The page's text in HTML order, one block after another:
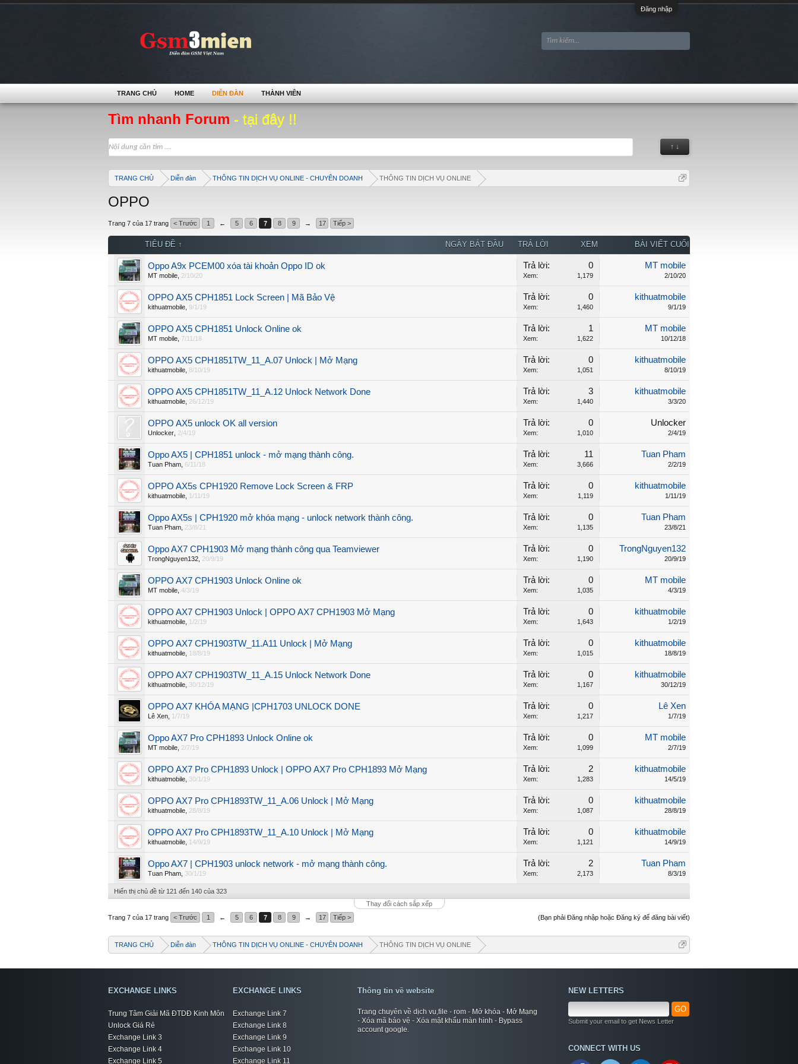
Đăng nhập
Tìm nhanh Forum - tại đây !!
↑ ↓
TRANG CHỦ Diễn đàn THÔNG TIN DỊCH VỤ ONLINE - CHUYÊN DOANH THÔNG TIN DỊCH VỤ ONLINE
OPPO
Trang 7 của 17 trang < Trước 1 ← 5 6 7 8 9 → 17 Tiếp >
TIÊU ĐỀ ↑ NGÀY BẮT ĐẦU TRẢ LỜI XEM BÀI VIẾT CUỐI
Oppo A9x PCEM00 xóa tài khoản Oppo ID ok
MT mobile 2/10/20
Trả lời: 0
Xem: 1,179
MT mobile
2/10/20
OPPO AX5 CPH1851 Lock Screen | Mã Bảo Vệ
kithuatmobile 9/1/19
Trả lời: 0
Xem: 1,460
kithuatmobile
9/1/19
OPPO AX5 CPH1851 Unlock Online ok
MT mobile 7/11/18
Trả lời: 1
Xem: 1,622
MT mobile
10/12/18
OPPO AX5 CPH1851TW_11_A.07 Unlock | Mở Mạng
kithuatmobile 8/10/19
Trả lời: 0
Xem: 1,051
kithuatmobile
8/10/19
OPPO AX5 CPH1851TW_11_A.12 Unlock Network Done
kithuatmobile 26/12/19
Trả lời: 3
Xem: 1,440
kithuatmobile
3/3/20
OPPO AX5 unlock OK all version
Unlocker 2/4/19
Trả lời: 0
Xem: 1,010
Unlocker
2/4/19
Oppo AX5 | CPH1851 unlock - mở mạng thành công.
Tuan Pham 6/11/18
Trả lời: 11
Xem: 3,666
Tuan Pham
2/2/19
OPPO AX5s CPH1920 Remove Lock Screen & FRP
kithuatmobile 1/11/19
Trả lời: 0
Xem: 1,119
kithuatmobile
1/11/19
Oppo AX5s | CPH1920 mở khóa mạng - unlock network thành công.
Tuan Pham 23/8/21
Trả lời: 0
Xem: 1,135
Tuan Pham
23/8/21
Oppo AX7 CPH1903 Mở mạng thành công qua Teamviewer
TrongNguyen132 20/9/19
Trả lời: 0
Xem: 1,190
TrongNguyen132
20/9/19
OPPO AX7 CPH1903 Unlock Online ok
MT mobile 4/3/19
Trả lời: 0
Xem: 1,035
MT mobile
4/3/19
OPPO AX7 CPH1903 Unlock | OPPO AX7 CPH1903 Mở Mạng
kithuatmobile 1/2/19
Trả lời: 0
Xem: 1,643
kithuatmobile
1/2/19
OPPO AX7 CPH1903TW_11.A11 Unlock | Mở Mạng
kithuatmobile 18/8/19
Trả lời: 0
Xem: 1,015
kithuatmobile
18/8/19
OPPO AX7 CPH1903TW_11_A.15 Unlock Network Done
kithuatmobile 30/12/19
Trả lời: 0
Xem: 1,167
kithuatmobile
30/12/19
OPPO AX7 KHÓA MẠNG |CPH1703 UNLOCK DONE
Lê Xen 1/7/19
Trả lời: 0
Xem: 1,217
Lê Xen
1/7/19
Oppo AX7 Pro CPH1893 Unlock Online ok
MT mobile 2/7/19
Trả lời: 0
Xem: 1,099
MT mobile
2/7/19
OPPO AX7 Pro CPH1893 Unlock | OPPO AX7 Pro CPH1893 Mở Mạng
kithuatmobile 30/1/19
Trả lời: 2
Xem: 1,283
kithuatmobile
14/5/19
OPPO AX7 Pro CPH1893TW_11_A.06 Unlock | Mở Mạng
kithuatmobile 28/8/19
Trả lời: 0
Xem: 1,087
kithuatmobile
28/8/19
OPPO AX7 Pro CPH1893TW_11_A.10 Unlock | Mở Mạng
kithuatmobile 14/9/19
Trả lời: 0
Xem: 1,121
kithuatmobile
14/9/19
Oppo AX7 | CPH1903 unlock network - mở mạng thành công.
Tuan Pham 30/1/19
Trả lời: 2
Xem: 2,173
Tuan Pham
8/3/19
Hiển thị chủ đề từ 121 đến 140 của 323
Thay đổi cách sắp xếp
(Bạn phải Đăng nhập hoặc Đăng ký để đăng bài viết)
Trang 7 của 17 trang < Trước 1 ← 5 6 7 8 9 → 17 Tiếp >
TRANG CHỦ Diễn đàn THÔNG TIN DỊCH VỤ ONLINE - CHUYÊN DOANH THÔNG TIN DỊCH VỤ ONLINE
TRANG CHỦ HOME DIỄN ĐÀN THÀNH VIÊN
EXCHANGE LINKS
Trung Tâm Giải Mã ĐTDĐ Kinh Môn
Unlock Giá Rẻ
Exchange Link 3
Exchange Link 4
Exchange Link 5
EXCHANGE LINKS
Exchange Link 7
Exchange Link 8
Exchange Link 9
Exchange Link 10
Exchange Link 11
Thông tin về website
Trang chuyên về dịch vụ,file - rom - Mở khóa - Mở Mạng
- Xóa mã bảo vệ - Xóa mật khẩu màn hình - Bypass
account google.
NEW LETTERS
GO
Submit your email to get News Letter
CONNECT WITH US